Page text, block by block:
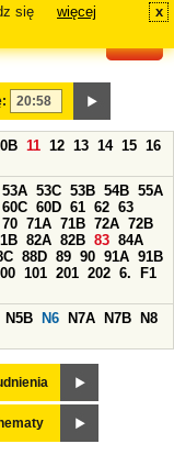
się
więcej x
11 12 13 14 15 16
53A 53C 53B 54B 55A
60C 60D 61 62 63
70 71A 71B 72A 72B
82A 82B 83 84A
88D 89 90 91A 91B
101 201 202 6.
F1
N5B N6 N7A N7B
N8